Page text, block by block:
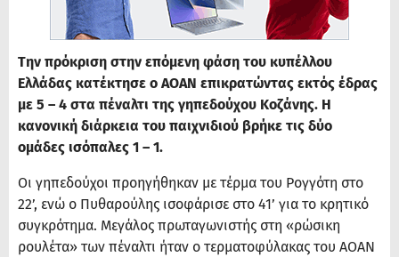
Την πρόκριση στην επόμενη φάση του κυπέλλου
Ελλάδας κατέκτησε ο ΑΟΑΝ επικρατώντας εκτός έδρας
με 5 – 4 στα πέναλτι της γηπεδούχου Κοζάνης. Η
κανονική διάρκεια του παιχνιδιού βρήκε τις δύο
ομάδες ισόπαλες 1 – 1.
Οι γηπεδούχοι προηγήθηκαν με τέρμα του Ρογγότη στο
22’, ενώ ο Πυθαρούλης ισοφάρισε στο 41’ για το κρητικό
συγκρότημα. Μεγάλος πρωταγωνιστής στη «ρώσικη
ρουλέτα» των πέναλτι ήταν ο τερματοφύλακας του ΑΟΑΝ